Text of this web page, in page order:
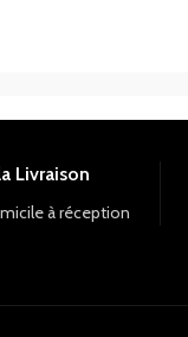
Livraison
à réception